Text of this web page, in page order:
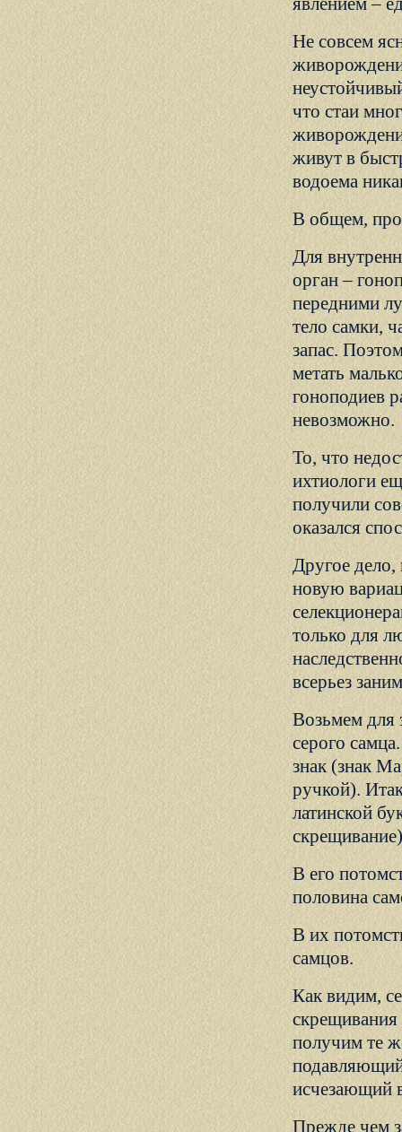
Не совсем
что стаи
живут в
водоема
В общем,
Для
орган –
передними
тело самки,
запас.
метать
гоноподиев
невозможно.
То, что
ихтиологи
получили
оказался
Другое
новую
только для
всерьез
Возьмем для
серого
знак (знак
ручкой).
латинской
В его
половина
В их
самцов.
Как видим,
скрещивания
получим те
исчезающий
Прежде чем